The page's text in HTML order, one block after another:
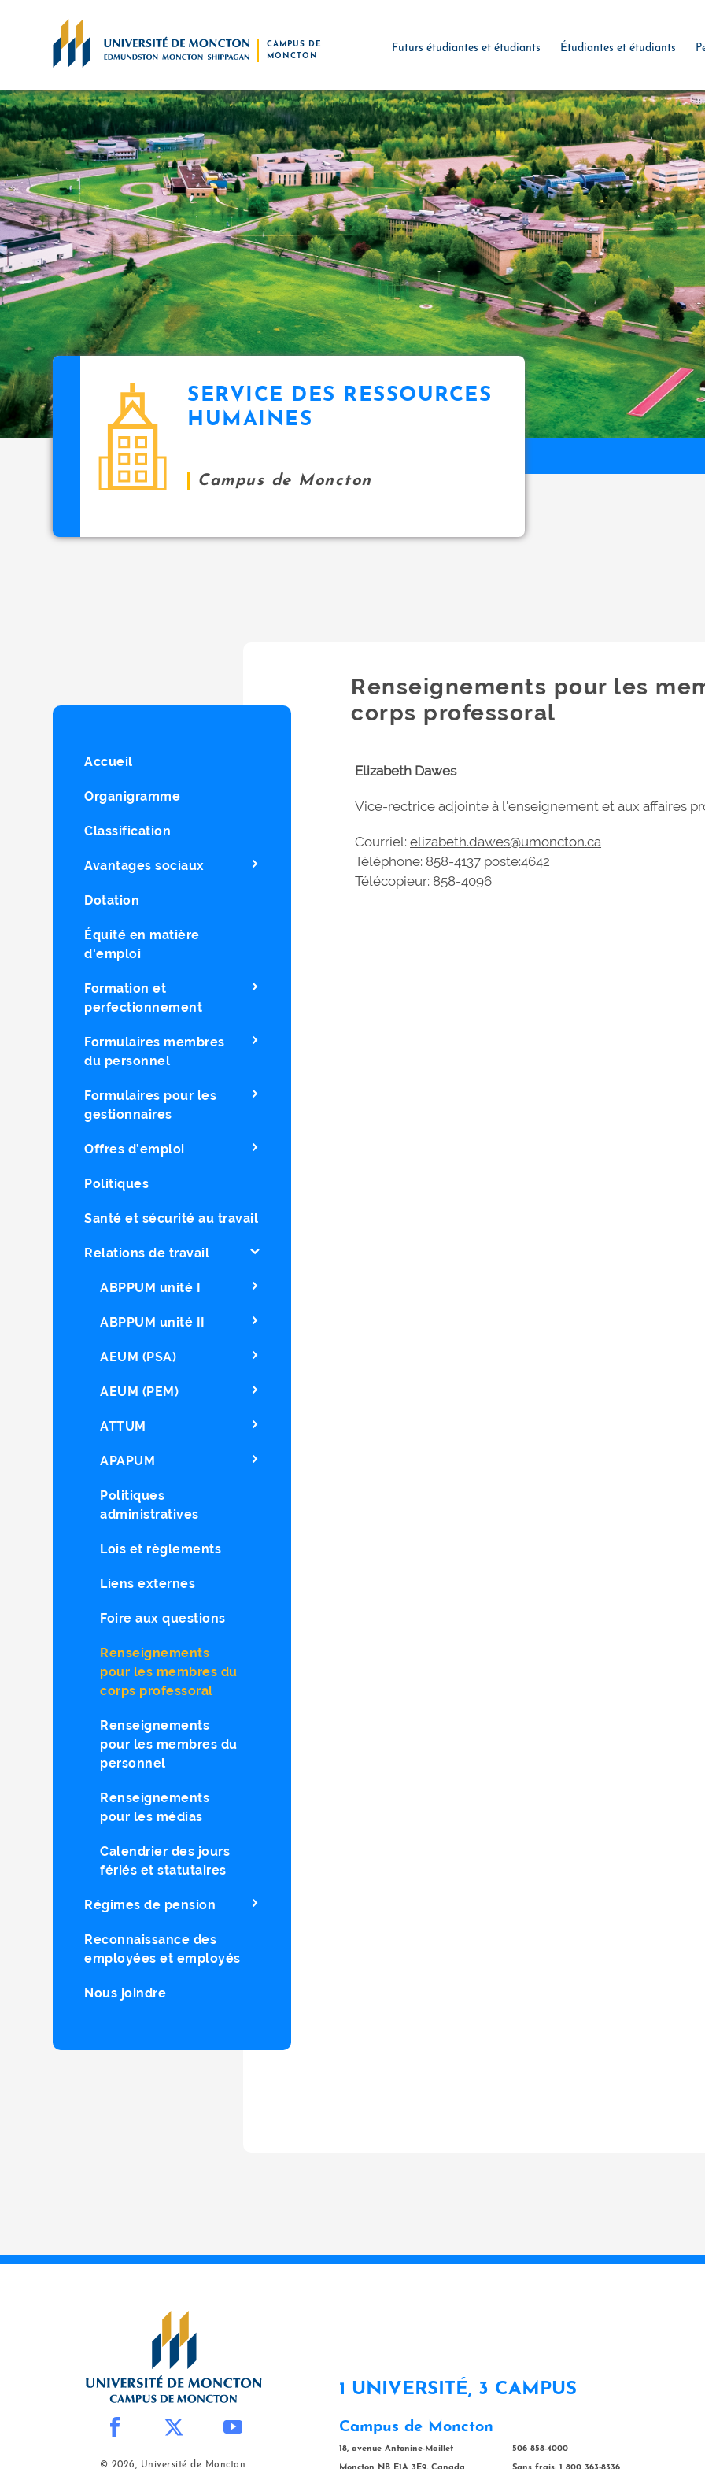
CAMPUS DE
MONCTON
Futurs étudiantes et étudiants Étudiantes et étudiants
SERVICE DES RESSOURCES
HUMAINES
Campus de Moncton
Accueil
Organigramme
Classification
Avantages sociaux
Dotation
Équité en matière
d'emploi
Formation et
perfectionnement
Formulaires membres
du personnel
Formulaires pour les
gestionnaires
Offres d’emploi
Politiques
Santé et sécurité au travail
Relations de travail
ABPPUM unité I
ABPPUM unité II
AEUM (PSA)
AEUM (PEM)
ATTUM
APAPUM
Politiques
administratives
Lois et règlements
Liens externes
Foire aux questions
Renseignements
pour les membres du
corps professoral
Renseignements
pour les membres du
personnel
Renseignements
pour les médias
Calendrier des jours
fériés et statutaires
Régimes de pension
Reconnaissance des
employées et employés
Nous joindre
Renseignements pour les
corps professoral
Elizabeth Dawes
Vice-rectrice adjointe à l'enseignement et aux affaires
Courriel:elizabeth.dawes@umoncton.ca
Téléphone: 858-4137 poste:4642
Télécopieur: 858-4096
© 2026, Université de Moncton.
1 UNIVERSITÉ, 3 CAMPUS
Campus de Moncton
18, avenue Antonine-Maillet 506 858-4000